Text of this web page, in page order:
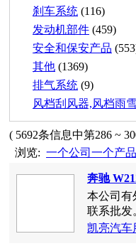
刹车系统 (116)
发动机部件 (459)
安全和保安产品
其他 (1369)
排气系统 (9)
风档刮风器,风档雨
( 5692条信息中第286 ~
浏览: 一个公司一个产品
奔驰
本公
联系
凯亮